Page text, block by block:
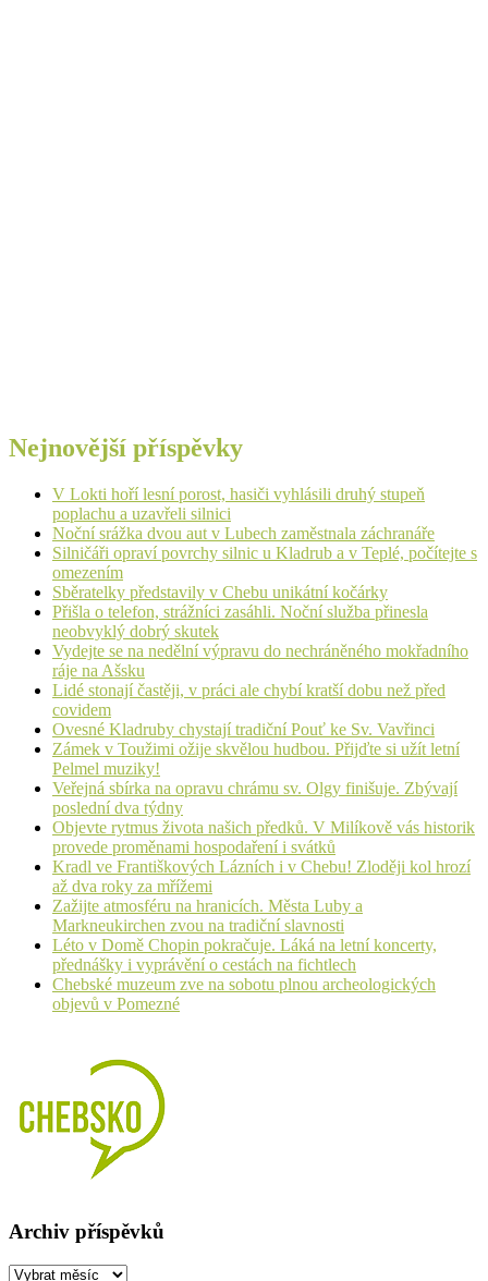
Nejnovější příspěvky
V Lokti hoří lesní porost, hasiči vyhlásili druhý stupeň
poplachu a uzavřeli silnici
Noční srážka dvou aut v Lubech zaměstnala záchranáře
Silničáři opraví povrchy silnic u Kladrub a v Teplé, počítejte s
omezením
Sběratelky představily v Chebu unikátní kočárky
Přišla o telefon, strážníci zasáhli. Noční služba přinesla
neobvyklý dobrý skutek
Vydejte se na nedělní výpravu do nechráněného mokřadního
ráje na Ašsku
Lidé stonají častěji, v práci ale chybí kratší dobu než před
covidem
Ovesné Kladruby chystají tradiční Pouť ke Sv. Vavřinci
Zámek v Toužimi ožije skvělou hudbou. Přijďte si užít letní
Pelmel muziky!
Veřejná sbírka na opravu chrámu sv. Olgy finišuje. Zbývají
poslední dva týdny
Objevte rytmus života našich předků. V Milíkově vás historik
provede proměnami hospodaření i svátků
Kradl ve Františkových Lázních i v Chebu! Zloději kol hrozí
až dva roky za mřížemi
Zažijte atmosféru na hranicích. Města Luby a
Markneukirchen zvou na tradiční slavnosti
Léto v Domě Chopin pokračuje. Láká na letní koncerty,
přednášky i vyprávění o cestách na fichtlech
Chebské muzeum zve na sobotu plnou archeologických
objevů v Pomezné
Archiv příspěvků
Archiv